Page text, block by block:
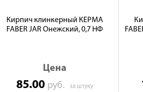
Кирпич клинкерный КЕРМА
FABER JAR Онежский, 0,7 НФ
Цена
85.00 руб. за штуку